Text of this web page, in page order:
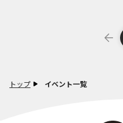
トップ イベント一覧